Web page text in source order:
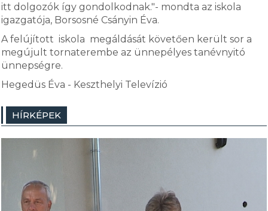
itt dolgozók így gondolkodnak."- mondta az iskola
igazgatója, Borsosné Csányin Éva.
A felújított iskola megáldását követően került sor a
megújult tornaterembe az ünnepélyes tanévnyitó
ünnepségre.
Hegedüs Éva - Keszthelyi Televízió
HÍRKÉPEK